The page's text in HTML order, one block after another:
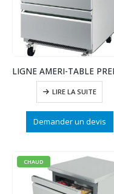
LIRE LA SUITE
Demander un devis
CHAUD